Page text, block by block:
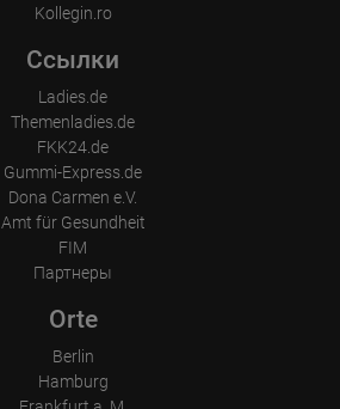
Kollegin.ro
Ссылки
Ladies.de
Themenladies.de
FKK24.de
Gummi-Express.de
Dona Carmen e.V.
Amt für Gesundheit
FIM
Партнеры
Orte
Berlin
Hamburg